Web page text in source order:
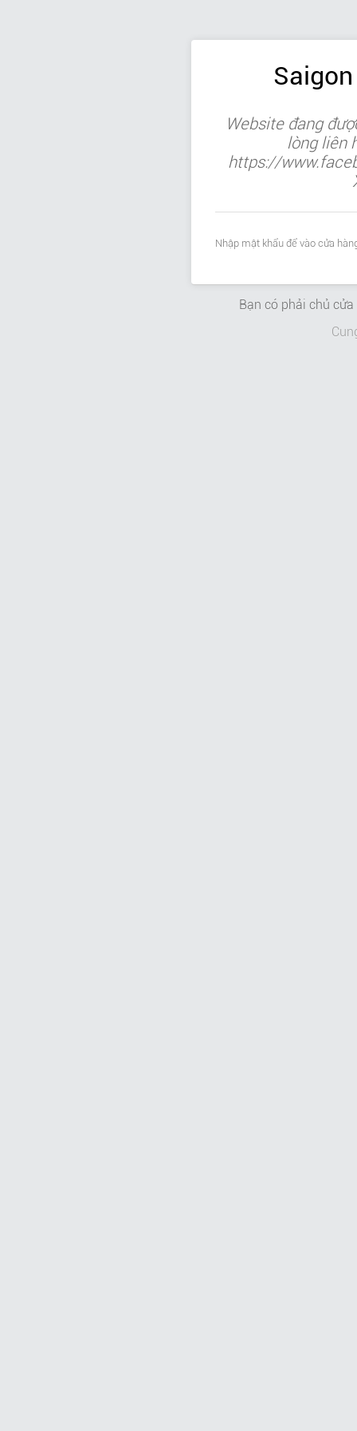
Website đang
lòng liên
https://
Nhập mật khẩu để vào cửa
Bạn có phải chủ